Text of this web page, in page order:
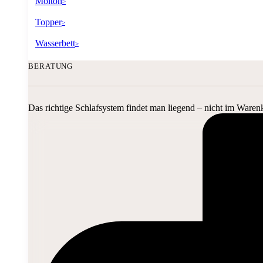
Topper>
Wasserbett>
BERATUNG
Das richtige Schlafsystem findet man liegend – nicht im